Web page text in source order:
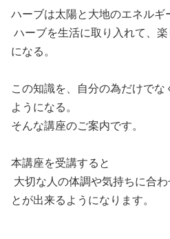
ハーブは太陽と大地のエネルギ
ハーブを生活に取り入れて、
になる。
この知識を、自分の為だけでな
ようになる。
そんな講座のご案内です。
本講座を受講すると
大切な人の体調や気持ちに合
とが出来るようになります。